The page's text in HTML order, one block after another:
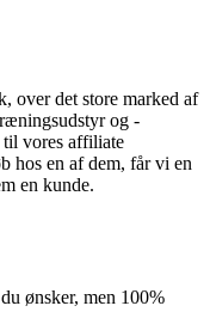
over det store marked af
og -
vores affiliate
hos en af dem, får vi en
en kunde.
ønsker, men 100%